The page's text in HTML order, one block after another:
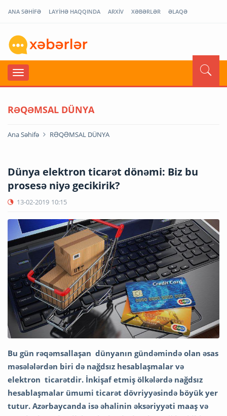
ANA SƏHİFƏ LAYİHƏ HAQQINDA ARXİV XƏBƏRLƏR ƏLAQƏ
RƏQƏMSAL DÜNYA
Ana Səhifə RƏQƏMSAL DÜNYA
Dünya elektron ticarət dönəmi: Biz bu
prosesə niyə gecikirik?
13-02-2019 10:15
Bu gün rəqəmsallaşan dünyanın gündəmində olan əsas
məsələlərdən biri də nağdsız hesablaşmalar və
elektron ticarətdir. İnkişaf etmiş ölkələrdə nağdsız
hesablaşmalar ümumi ticarət dövriyyəsində böyük yer
tutur. Azərbaycanda isə əhalinin əksəriyyəti maaş və